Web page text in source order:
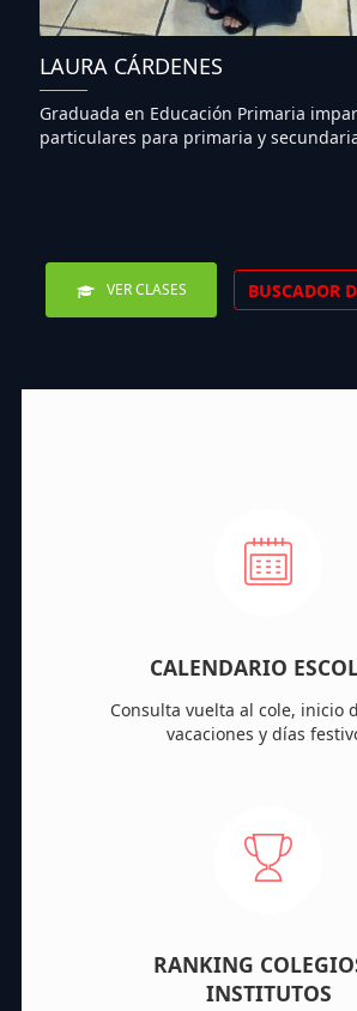
LAURA CÁRDENES
Graduada en Educación Primaria
particulares para primaria y
VER CLASES BUSCADOR
CALENDARIO
Consulta vuelta al cole, inicio
vacaciones y días
RANKING
INSTITUTOS